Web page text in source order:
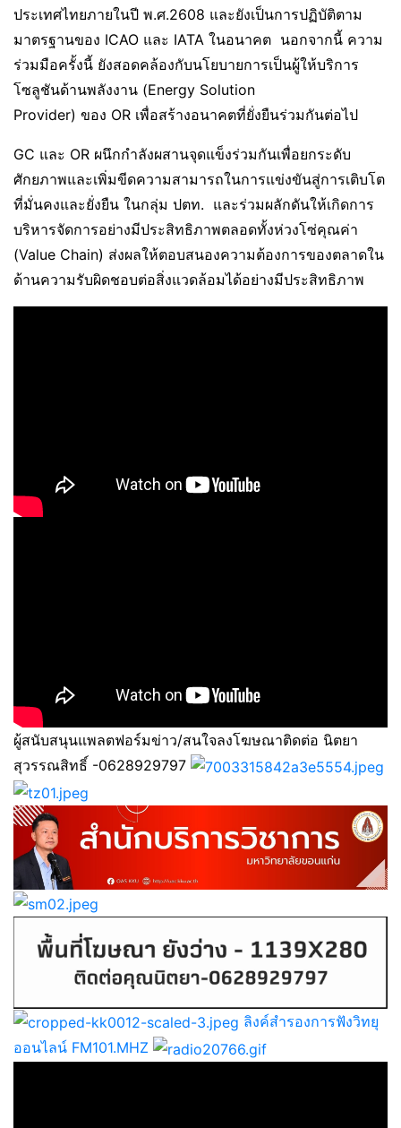
ประเทศไทยภายในปี พ.ศ.2608 และยังเป็นการปฏิบัติตาม
มาตรฐานของ ICAO และ IATA ในอนาคต นอกจากนี้ ความ
ร่วมมือครั้งนี้ ยังสอดคล้องกับนโยบายการเป็นผู้ให้บริการ
โซลูชันด้านพลังงาน (Energy Solution
Provider) ของ OR เพื่อสร้างอนาคตที่ยั่งยืนร่วมกันต่อไป
GC และ OR ผนึกกำลังผสานจุดแข็งร่วมกันเพื่อยกระดับ
ศักยภาพและเพิ่มขีดความสามารถในการแข่งขันสู่การเติบโต
ที่มั่นคงและยั่งยืน ในกลุ่ม ปตท. และร่วมผลักดันให้เกิดการ
บริหารจัดการอย่างมีประสิทธิภาพตลอดทั้งห่วงโซ่คุณค่า
(Value Chain) ส่งผลให้ตอบสนองความต้องการของตลาดใน
ด้านความรับผิดชอบต่อสิ่งแวดล้อมได้อย่างมีประสิทธิภาพ
ผู้สนับสนุนแพลตฟอร์มข่าว/สนใจลงโฆษณาติดต่อ นิตยา
สุวรรณสิทธิ์ -0628929797
ลิงค์สำรองการฟังวิทยุ
ออนไลน์ FM101.MHZ